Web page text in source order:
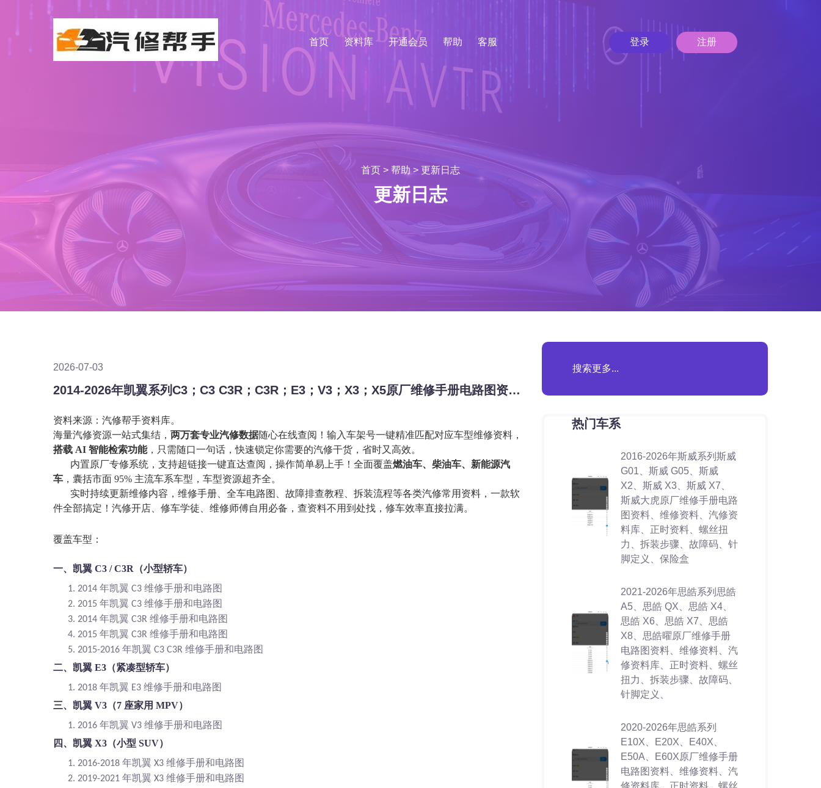
首页 资料库 开通会员 帮助 客服 登录 注册
首页 > 帮助 > 更新日志
更新日志
2026-07-03
2014-2026年凯翼系列C3；C3 C3R；C3R；E3；V3；X3；X5原厂维修手册电路图资料、维修资料、汽修资料库、正时资料、螺丝扭力、拆装步骤、故障码、针脚定义、保险盒图解、发动机大修资料、变速箱维修资料、底盘维修图纸、车身线路图、传感器线路图、数据流资料、线束走向图、继电器位置图、空调维修图纸、车身控制模块资料、发动机正时图解、大修装配数据、通病故障案例、新能源高压电路图、混动维修资料
资料来源：汽修帮手资料库。
海量汽修资源一站式集结， 两万套专业汽修数据随心在线查阅！输入车架号一键精准匹配对应车型维修资料，
搭载 AI 智能检索功能，只需随口一句话，快速锁定你需要的汽修干货，省时又高效。
内置原厂专修系统，支持超链接一键直达查阅，操作简单易上手！全面覆盖燃油车、柴油车、新能源汽
车 ，囊括市面 95% 主流车系车型，车型资源超齐全。
实时持续更新维修内容，维修手册、全车电路图、故障排查教程、拆装流程等各类汽修常用资料，一款软
件全部搞定！汽修开店、修车学徒、维修师傅自用必备，查资料不用到处找，修车效率直接拉满。
覆盖车型：
一、凯翼 C3 / C3R（小型轿车）
1. 2014 年凯翼 C3 维修手册和电路图
2. 2015 年凯翼 C3 维修手册和电路图
3. 2014 年凯翼 C3R 维修手册和电路图
4. 2015 年凯翼 C3R 维修手册和电路图
5. 2015-2016 年凯翼 C3 C3R 维修手册和电路图
二、凯翼 E3（紧凑型轿车）
1. 2018 年凯翼 E3 维修手册和电路图
三、凯翼 V3（7 座家用 MPV）
1. 2016 年凯翼 V3 维修手册和电路图
四、凯翼 X3（小型 SUV）
1. 2016-2018 年凯翼 X3 维修手册和电路图
2. 2019-2021 年凯翼 X3 维修手册和电路图
热门车系
2016-2026年斯威系列斯威
G01、斯威 G05、斯威
X2、斯威 X3、斯威 X7、
斯威大虎原厂维修手册电路
图资料、维修资料、汽修资
料库、正时资料、螺丝扭
力、拆装步骤、故障码、针
脚定义、保险盒
2021-2026年思皓系列思皓
A5、思皓 QX、思皓 X4、
思皓 X6、思皓 X7、思皓
X8、思皓曜原厂维修手册
电路图资料、维修资料、汽
修资料库、正时资料、螺丝
扭力、拆装步骤、故障码、
针脚定义、
2020-2026年思皓系列
E10X、E20X、E40X、
E50A、E60X原厂维修手册
电路图资料、维修资料、汽
修资料库、正时资料、螺丝